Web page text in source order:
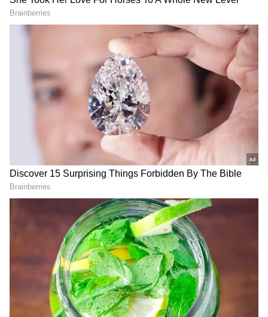
మెసేజ్ వస్తుంది. అందులో చివరి సర్వీస్ అయిన
Complaint inside Trainఆప్షన్ ని సెలెక్ట్ చేసుకోండి. మీ
ప్రాబ్లమ్ తెలియజేస్తూ కంప్లయింట్ చేస్తే వెంటనే రైల్వే
సిబ్బంది నుంచి సాయం అందుతుంది.
9881193322 నంబరు ద్వారా కేవలం కంప్లయిట్
వీకెండ్ ట్రిప్ ప్లాన్.. ఇండియాలోని
టాప్ 10 చారిత్రక ప్రదేశాల
పౌర్ణమి రోజు ఈ 7 ప్రదేశాలు
తప్పకుండా చూడాలి
సీనియర్ సిటిజన్లకు ఇండియన్
రైల్వే ఇన్ని సౌకర్యాలు
కల్పిస్తోందా?
ట్రెక్కింగ్ ఇష్టమా..
హిమాలయాలోని ఈ సీక్రెట్ స్పాట్స్
కు వెళ్లండి!
LATEST VIDEOS